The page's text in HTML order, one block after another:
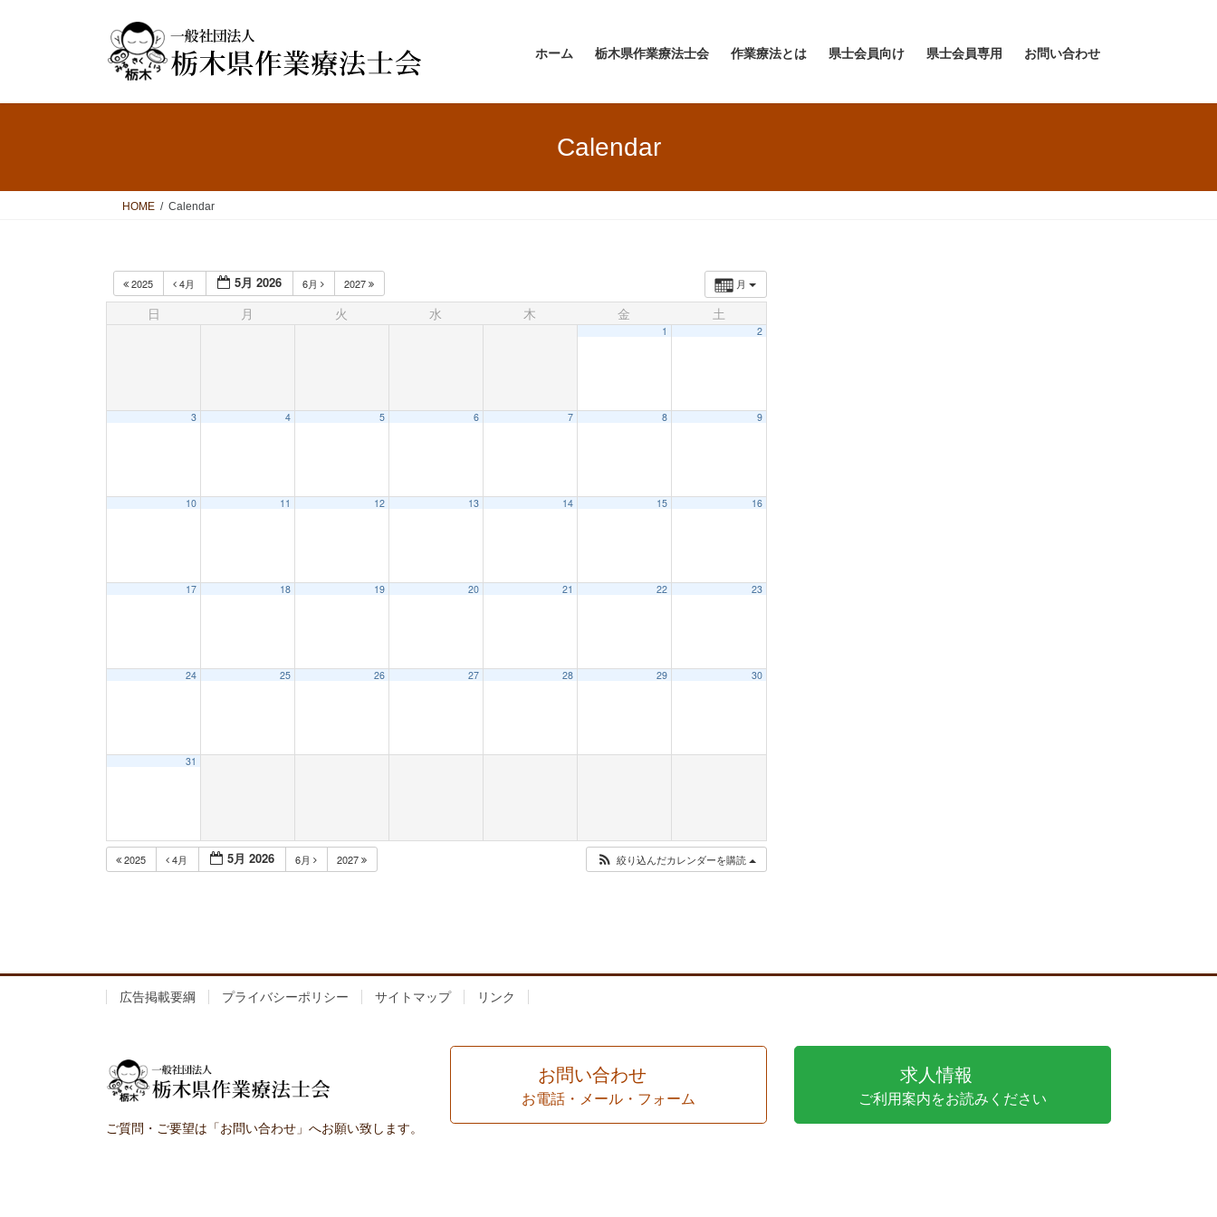
ホーム 栃木県作業療法士会 作業療法とは 県士会員向け 県士会員専用 お問い合わせ
Calendar
HOME Calendar
月
2025 4月 5月 2026 6月 2027
日 月 火 水 木 金 土
1 2
3 4 5 6 7 8 9
10 11 12 13 14 15 16
17 18 19 20 21 22 23
24 25 26 27 28 29 30
31
2025 4月 5月 2026 6月 2027 絞り込んだカレンダーを購読
広告掲載要綱 プライバシーポリシー サイトマップ リンク
ご質問・ご要望は「お問い合わせ」へお願い致します。
お問い合わせ
お電話・メール・フォーム
求人情報
ご利用案内をお読みください